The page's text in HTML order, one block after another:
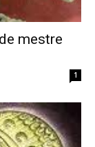
mestre
1